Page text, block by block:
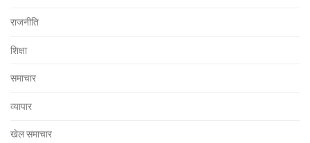
राजनीति
शिक्षा
समाचार
व्यापार
खेल समाचार